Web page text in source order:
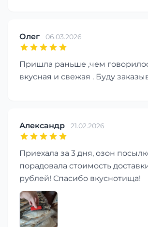
Олег 06.03.2026
Пришла раньше ,чем
вкусная и свежая . Буду
Александр 21.02.2026
Приехала за 3 дня, озон
порадовала стоимость
рублей! Спасибо вкуснотища!